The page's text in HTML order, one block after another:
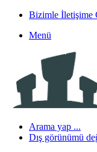
Bizimle İletişime
Menü
Arama yap ...
Dış görünümü